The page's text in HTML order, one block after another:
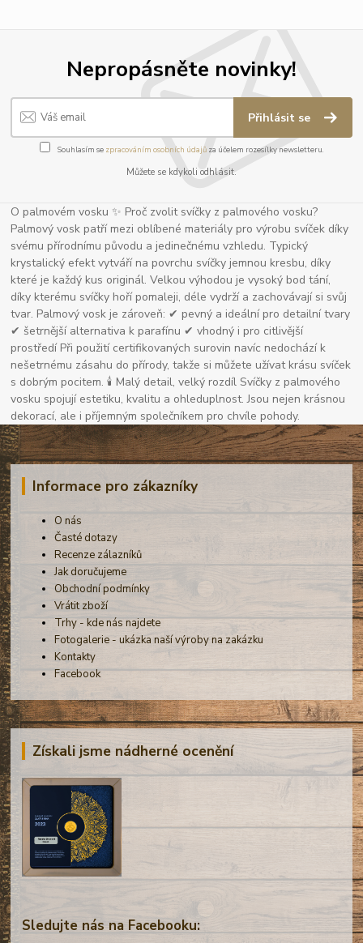
Nepropásněte novinky!
Přihlásit se
Souhlasím se zpracováním osobních údajůza účelem rozesílky newsletteru.
Můžete se kdykoli odhlásit.
O palmovém vosku ✨ Proč zvolit svíčky z palmového vosku?
Palmový vosk patří mezi oblíbené materiály pro výrobu svíček díky
svému přírodnímu původu a jedinečnému vzhledu. Typický
krystalický efekt vytváří na povrchu svíčky jemnou kresbu, díky
které je každý kus originál. Velkou výhodou je vysoký bod tání,
díky kterému svíčky hoří pomaleji, déle vydrží a zachovávají si svůj
tvar. Palmový vosk je zároveň: ✔ pevný a ideální pro detailní tvary
✔ šetrnější alternativa k parafínu ✔ vhodný i pro citlivější
prostředí Při použití certifikovaných surovin navíc nedochází k
nešetrnému zásahu do přírody, takže si můžete užívat krásu svíček
s dobrým pocitem. 🕯 Malý detail, velký rozdíl Svíčky z palmového
vosku spojují estetiku, kvalitu a ohleduplnost. Jsou nejen krásnou
dekorací, ale i příjemným společníkem pro chvíle pohody.
Informace pro zákazníky
O nás
Časté dotazy
Recenze zálazníků
Jak doručujeme
Obchodní podmínky
Vrátit zboží
Trhy - kde nás najdete
Fotogalerie - ukázka naší výroby na zakázku
Kontakty
Facebook
Získali jsme nádherné ocenění
Sledujte nás na Facebooku: